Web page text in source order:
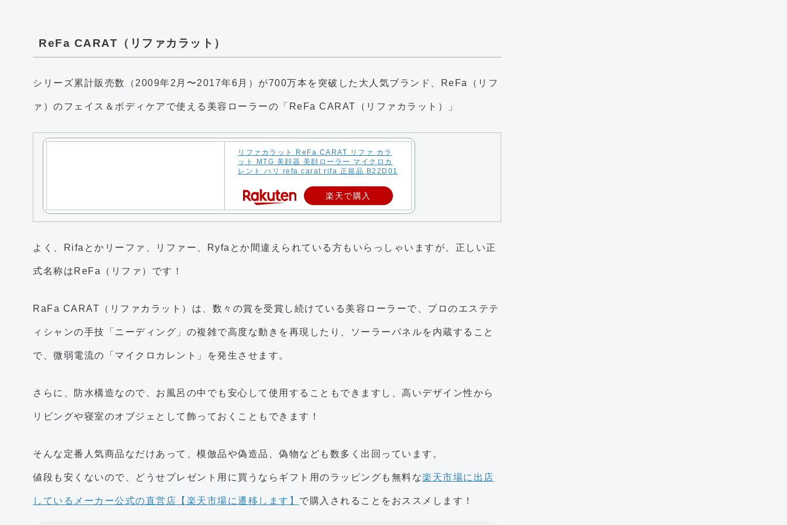
ReFa CARAT（リファカラット）
シリーズ累計販売数（2009年2月〜2017年6月）が700万本を突破した大人気ブランド、ReFa（リフ
ァ）のフェイス＆ボディケアで使える美容ローラーの「ReFa CARAT（リファカラット）」
リファカラット ReFa CARAT リファ カラ
ット MTG 美顔器 美顔ローラー マイクロカ
レント ハリ refa carat rifa 正規品 B22D01
楽天で購入
よく、Rifaとかリーファ、リファー、Ryfaとか間違えられている方もいらっしゃいますが、正しい正
式名称はReFa（リファ）です！
RaFa CARAT（リファカラット）は、数々の賞を受賞し続けている美容ローラーで、プロのエステテ
ィシャンの手技「ニーディング」の複雑で高度な動きを再現したり、ソーラーパネルを内蔵すること
で、微弱電流の「マイクロカレント」を発生させます。
さらに、防水構造なので、お風呂の中でも安心して使用することもできますし、高いデザイン性から
リビングや寝室のオブジェとして飾っておくこともできます！
そんな定番人気商品なだけあって、模倣品や偽造品、偽物なども数多く出回っています。
値段も安くないので、どうせプレゼント用に買うならギフト用のラッピングも無料な楽天市場に出店
しているメーカー公式の直営店【楽天市場に遷移します】 で購入されることをおススメします！